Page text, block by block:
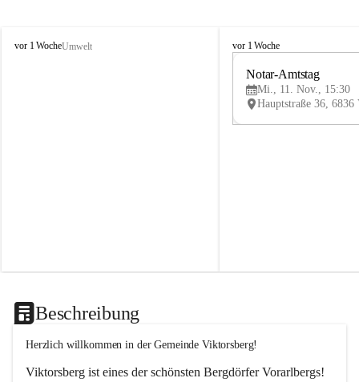
V
vor 1 WocheUmwelt
V
vor 1 Woche
Notar-Amtstag
Mi., 11. Nov., 15:30
Beschreibung
Herzlich willkommen in der Gemeinde Viktorsberg!
Viktorsberg ist eines der schönsten Bergdörfer Vorarlbergs!